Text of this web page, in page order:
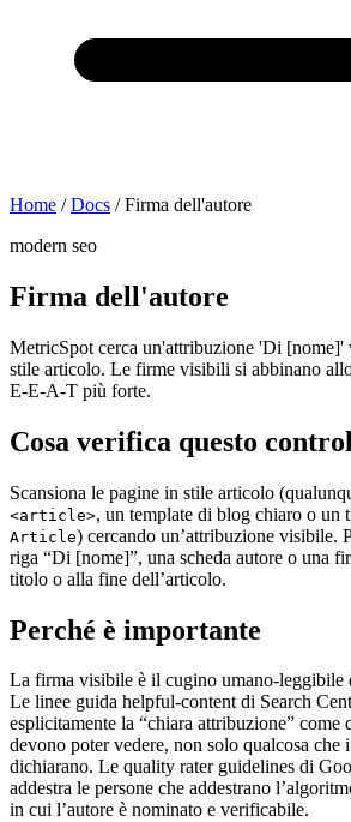
Home / Docs / Firma dell'autore
modern seo
Firma dell'autore
MetricSpot cerca un'attribuzione 'Di [nome]'
stile articolo. Le firme visibili si abbinano
E-E-A-T più forte.
Cosa verifica questo
Scansiona le pagine in stile articolo
<article>, un template di blog chiaro o un
Article) cercando un’attribuzione visibile.
riga “Di [nome]”, una scheda autore o una
titolo o alla fine dell’articolo.
Perché è importante
La firma visibile è il cugino umano-leggibile
Le linee guida helpful-content di Search
esplicitamente la “chiara attribuzione” come
devono poter vedere, non solo qualcosa che
dichiarano. Le quality rater guidelines di
addestra le persone che addestrano
in cui l’autore è nominato e verificabile.